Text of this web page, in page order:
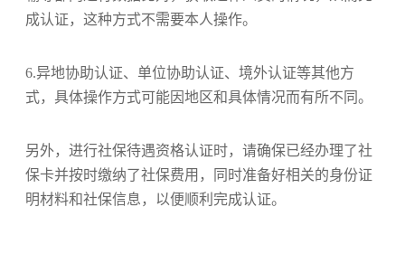
成认证，这种方式不需要本人操作‌。
6‌.异地协助认证‌、‌单位协助认证‌、‌境外认证‌等其他方
式，具体操作方式可能因地区和具体情况而有所不同。
另外，进行社保待遇资格认证时，请确保已经办理了社
保卡并按时缴纳了社保费用，同时准备好相关的身份证
明材料和社保信息，以便顺利完成认证。